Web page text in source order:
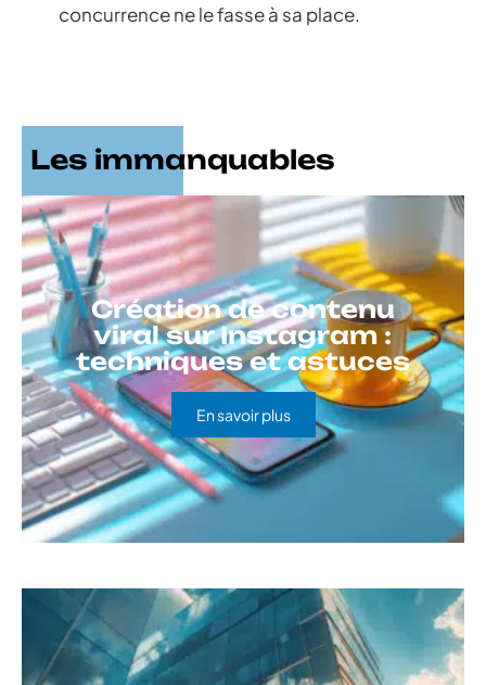
concurrence ne le fasse à sa place.
Les immanquables
Création de contenu
viral sur Instagram :
techniques et astuces
En savoir plus